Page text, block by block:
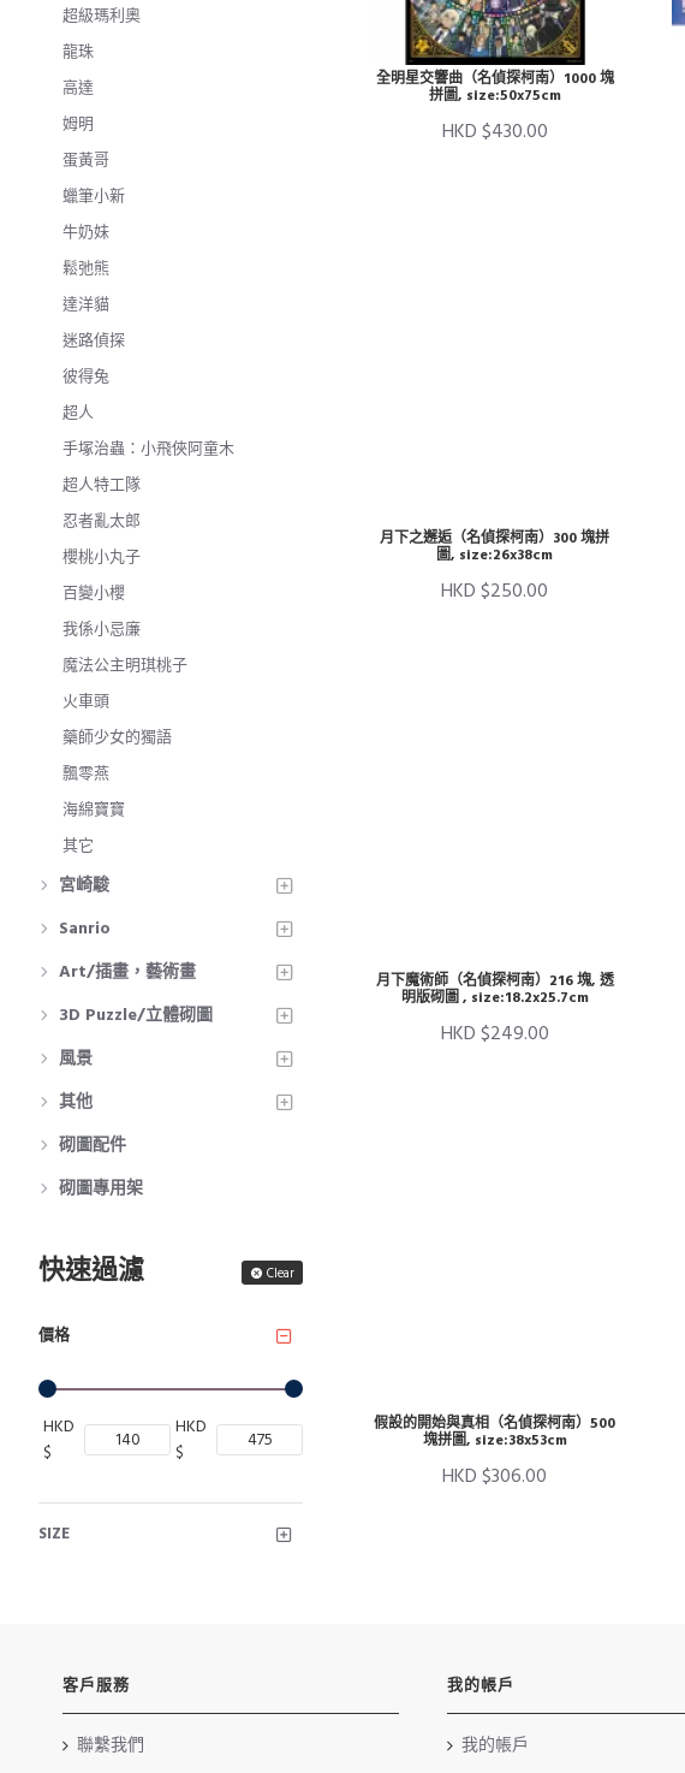
超級瑪利奧
龍珠
高達
姆明
蛋黃哥
蠟筆小新
牛奶妹
鬆弛熊
達洋貓
迷路偵探
彼得兔
超人
手塚治蟲：小飛俠阿童木
超人特工隊
忍者亂太郎
櫻桃小丸子
百變小櫻
我係小忌廉
魔法公主明琪桃子
火車頭
藥師少女的獨語
飄零燕
海綿寶寶
其它
宮崎駿
Sanrio
Art/插畫，藝術畫
3D Puzzle/立體砌圖
風景
其他
砌圖配件
砌圖專用架
快速過濾 Clear
價格
HKD
$
HKD
$
SIZE
全明星交響曲（名偵探柯南）1000 塊
拼圖, size:50x75cm
HKD $430.00
月下之邂逅（名偵探柯南）300 塊拼
圖, size:26x38cm
HKD $250.00
月下魔術師（名偵探柯南）216 塊, 透
明版砌圖 , size:18.2x25.7cm
HKD $249.00
假設的開始與真相（名偵探柯南）500
塊拼圖, size:38x53cm
HKD $306.00
客戶服務
聯繫我們
我的帳戶
我的帳戶